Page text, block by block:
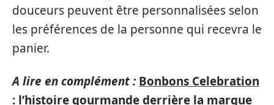
douceurs peuvent être personnalisées selon
les préférences de la personne qui recevra le
panier.
A lire en complément : Bonbons Celebration
: l’histoire gourmande derrière la marque